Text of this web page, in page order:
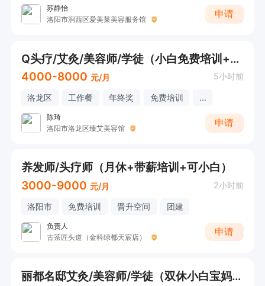
苏静怡
洛阳市涧西区爱美莱美容服务馆
申请
Q头疗/艾灸/美容师/学徒（小白免费培训+早9晚5+宝妈班就近分配）
4000-8000 元/月 5小时前
洛龙区 工作餐 年终奖 免费培训 ...
陈琦
洛阳市洛龙区臻艾美容馆
申请
养发师/头疗师（月休+带薪培训+可小白）
3000-9000 元/月 2小时前
洛阳市 免费培训 晋升空间 团建
负责人
古茶匠头道（金科绿都天宸店）
申请
丽都名邸艾灸/美容师/学徒（双休小白宝妈+市区可就近分配）